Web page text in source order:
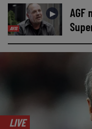
AVIS
►
AGF
LIVE